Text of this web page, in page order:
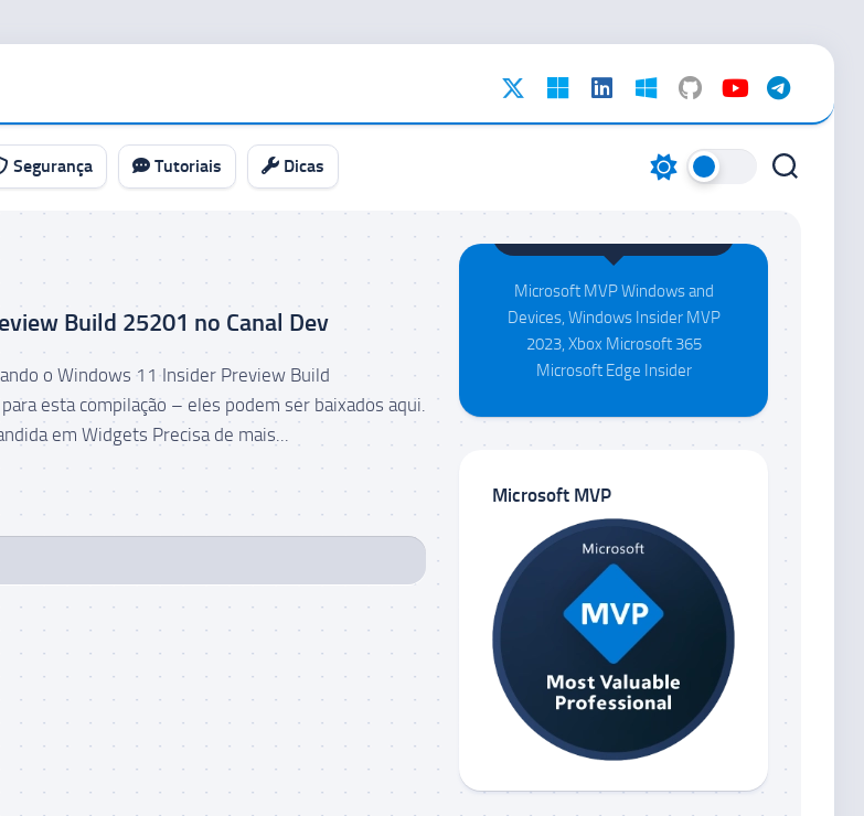
Segurança Tutoriais Dicas
Build 25201 no Canal Dev
o Windows 11 Insider Preview Build
esta compilação – eles podem ser baixados aqui.
em Widgets Precisa de mais...
Maison da Silva
Microsoft MVP Windows and
Devices, Windows Insider MVP
2023, Xbox Microsoft 365
Microsoft Edge Insider
Microsoft MVP